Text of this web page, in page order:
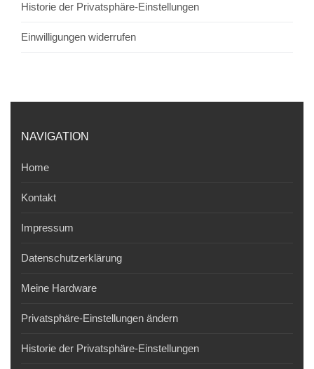
Historie der Privatsphäre-Einstellungen
Einwilligungen widerrufen
NAVIGATION
Home
Kontakt
Impressum
Datenschutzerklärung
Meine Hardware
Privatsphäre-Einstellungen ändern
Historie der Privatsphäre-Einstellungen